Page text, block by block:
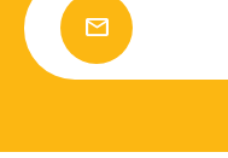
mail